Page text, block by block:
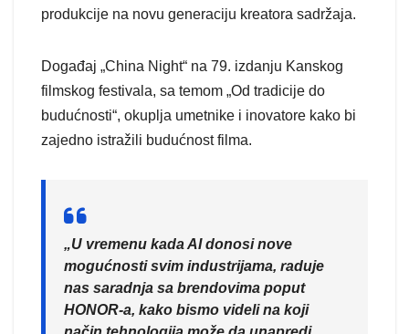
produkcije na novu generaciju kreatora sadržaja.
Događaj „China Night“ na 79. izdanju Kanskog
filmskog festivala, sa temom „Od tradicije do
budućnosti“, okuplja umetnike i inovatore kako bi
zajedno istražili budućnost filma.
„U vremenu kada AI donosi nove
mogućnosti svim industrijama, raduje
nas saradnja sa brendovima poput
HONOR-a, kako bismo videli na koji